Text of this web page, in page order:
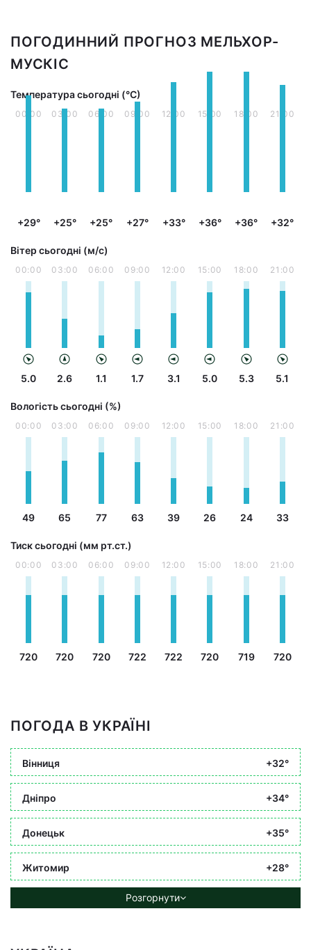
ПОГОДИННИЙ ПРОГНОЗ МЕЛЬХОР-
МУСКІС
Температура сьогодні (°С)
00:00
+29°
03:00
+25°
06:00
+25°
09:00
+27°
12:00
+33°
15:00
+36°
18:00
+36°
21:00
+32°
Вітер сьогодні (м/с)
00:00
5.0
03:00
2.6
06:00
1.1
09:00
1.7
12:00
3.1
15:00
5.0
18:00
5.3
21:00
5.1
Вологість сьогодні (%)
00:00
49
03:00
65
06:00
77
09:00
63
12:00
39
15:00
26
18:00
24
21:00
33
Тиск сьогодні (мм рт.ст.)
00:00
720
03:00
720
06:00
720
09:00
722
12:00
722
15:00
720
18:00
719
21:00
720
ПОГОДА В УКРАЇНІ
Вінниця +32°
Дніпро +34°
Донецьк +35°
Житомир +28°
Розгорнути